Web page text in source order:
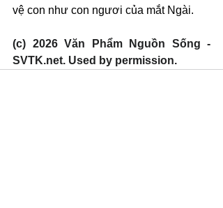
vệ con như con ngươi của mắt Ngài.
(c) 2026 Văn Phẩm Nguồn Sống -
SVTK.net. Used by permission.